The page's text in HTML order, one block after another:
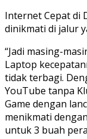
Internet Cepat di
dinikmati di jalur
“Jadi masing-
Laptop
tidak terbagi.
YouTube tanpa
Game dengan
menikmati
untuk 3 buah